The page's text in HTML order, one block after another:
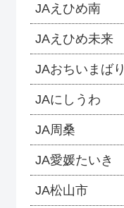
JAえひめ南
JAえひめ未来
JAおちいまばり
JAにしうわ
JA周桑
JA愛媛たいき
JA松山市